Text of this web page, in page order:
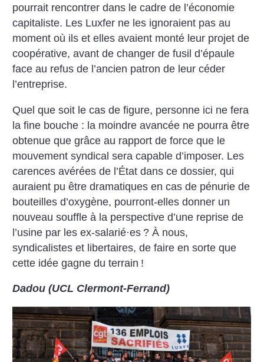
pourrait rencontrer dans le cadre de l’économie
capitaliste. Les Luxfer ne les ignoraient pas au
moment où ils et elles avaient monté leur projet de
coopérative, avant de changer de fusil d’épaule
face au refus de l’ancien patron de leur céder
l’entreprise.
Quel que soit le cas de figure, personne ici ne fera
la fine bouche : la moindre avancée ne pourra être
obtenue que grâce au rapport de force que le
mouvement syndical sera capable d’imposer. Les
carences avérées de l’État dans ce dossier, qui
auraient pu être dramatiques en cas de pénurie de
bouteilles d’oxygène, pourront-elles donner un
nouveau souffle à la perspective d’une reprise de
l’usine par les ex-salarié·es ? À nous,
syndicalistes et libertaires, de faire en sorte que
cette idée gagne du terrain !
Dadou (UCL Clermont-Ferrand)